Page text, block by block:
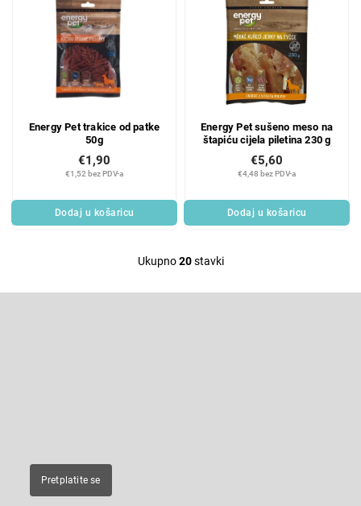
Energy Pet trakice od patke
50g
€1,52 bez PDV-a
€1,90
Dodaj u košaricu
Energy Pet sušeno meso na
štapiću cijela piletina 230 g
€4,48 bez PDV-a
€5,60
Dodaj u košaricu
L
i
Ukupno20stavki
Pretplatite se